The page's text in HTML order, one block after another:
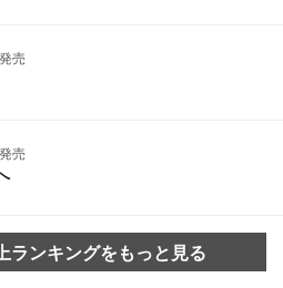
売
売
ランキングをもっと見る